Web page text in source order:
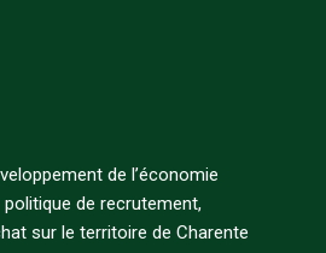
de l’économie
de recrutement,
sur le territoire de Charente